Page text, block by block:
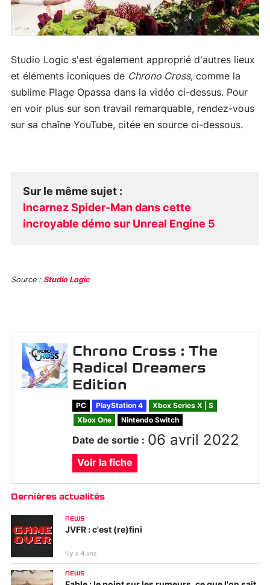
Studio Logic s'est également approprié d'autres lieux
et éléments iconiques de Chrono Cross, comme la
sublime Plage Opassa dans la vidéo ci-dessus. Pour
en voir plus sur son travail remarquable, rendez-vous
sur sa chaîne YouTube, citée en source ci-dessous.
Sur le même sujet :
Incarnez Spider-Man dans cette
incroyable démo sur Unreal Engine 5
Source : Studio Logic
Chrono Cross : The
Radical Dreamers
Edition
PC PlayStation 4
Xbox Series X | S
Xbox One
Nintendo Switch
Date de sortie : 06 avril 2022
Voir la fiche
Dernières actualités
NEWS
JVFR : c'est (re)fini
Il y a 4 ans
NEWS